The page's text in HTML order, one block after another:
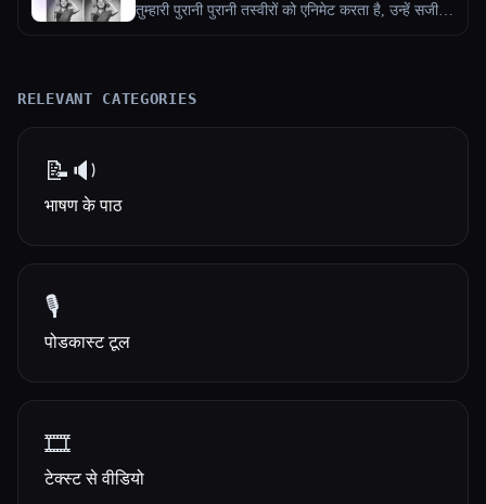
तुम्हारी पुरानी पुरानी तस्वीरों को एनिमेट करता है, उन्हें सजीव
RELEVANT CATEGORIES
📝🔉
भाषण के पाठ
🎙️
पोडकास्ट टूल
🎞️
टेक्स्ट से वीडियो